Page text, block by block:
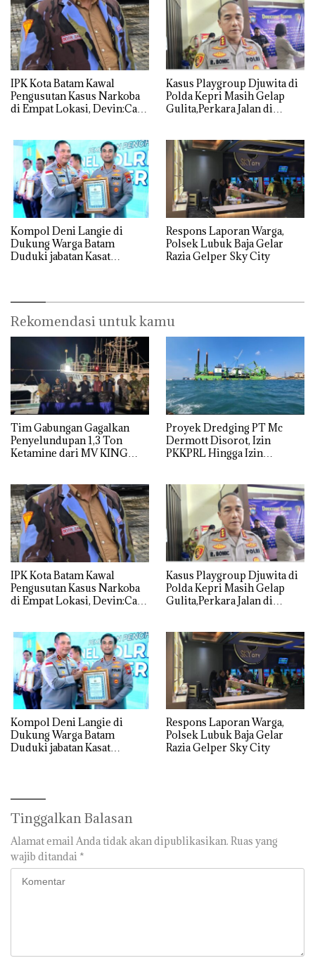
IPK Kota Batam Kawal
Pengusutan Kasus Narkoba
di Empat Lokasi, Devin:Cari
Kasus Playgroup Djuwita di
Polda Kepri Masih Gelap
Gulita,Perkara Jalan di
Kompol Deni Langie di
Dukung Warga Batam
Duduki jabatan Kasat
Respons Laporan Warga,
Polsek Lubuk Baja Gelar
Razia Gelper Sky City
Rekomendasi untuk kamu
Tim Gabungan Gagalkan
Penyelundupan 1,3 Ton
Ketamine dari MV KING
Proyek Dredging PT Mc
Dermott Disorot, Izin
PKKPRL Hingga Izin
IPK Kota Batam Kawal
Pengusutan Kasus Narkoba
di Empat Lokasi, Devin:Cari
Kasus Playgroup Djuwita di
Polda Kepri Masih Gelap
Gulita,Perkara Jalan di
Kompol Deni Langie di
Dukung Warga Batam
Duduki jabatan Kasat
Respons Laporan Warga,
Polsek Lubuk Baja Gelar
Razia Gelper Sky City
Tinggalkan Balasan
Alamat email Anda tidak akan dipublikasikan. Ruas yang
wajib ditandai *